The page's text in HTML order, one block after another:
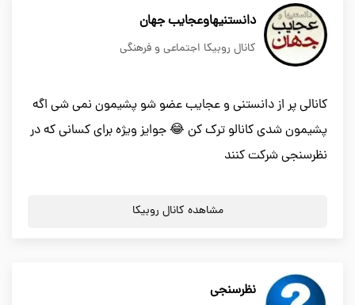
دانستنیهاوعجایب جهان
کانال روبیکا اجتماعی و فرهنگی
کانالی پر از دانستنی و عجایب عضو شو پشیمون نمی شی اگه
پشیمون شدی کانالو ترک کن 😂 جوایز ویژه برای کسانی که در
نظرسنجی شرکت کنند
مشاهده کانال روبیکا
نظرسنجی